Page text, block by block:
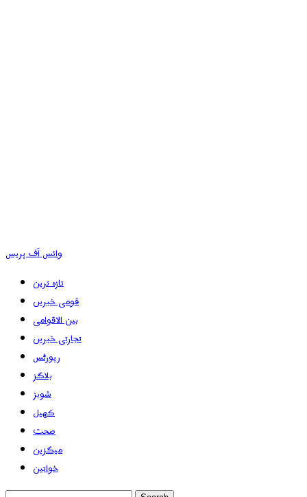
وائس آف پریس
تازہ ترین
قومی خبریں
بین الاقوامی
تجارتی خبریں
رپورٹس
بلاگز
شوبز
کھیل
صحت
میگزین
خواتین